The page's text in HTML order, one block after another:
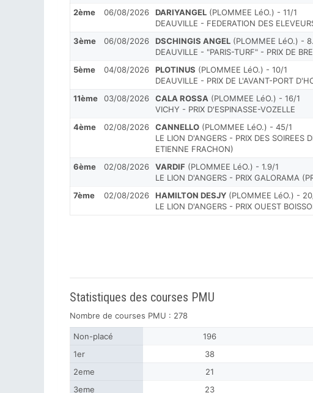
2ème 06/08/2026 DARIYANGEL (PLOMMEE LéO.) - 11/1
DEAUVILLE - FEDERATION DES
3ème 06/08/2026 DSCHINGIS ANGEL (PLOMMEE LéO.) -
DEAUVILLE - "PARIS-TURF" - PRIX DE
5ème 04/08/2026 PLOTINUS (PLOMMEE LéO.) - 10/1
DEAUVILLE - PRIX DE L'AVANT-PORT
11ème 03/08/2026 CALA ROSSA (PLOMMEE LéO.) - 16/1
VICHY - PRIX D'ESPINASSE-VOZELLE
4ème 02/08/2026 CANNELLO (PLOMMEE LéO.) - 45/1
LE LION D'ANGERS - PRIX DES SOIREES
ETIENNE FRACHON)
6ème 02/08/2026 VARDIF (PLOMMEE LéO.) - 1.9/1
LE LION D'ANGERS - PRIX GALORAMA
7ème 02/08/2026 HAMILTON DESJY (PLOMMEE LéO.) -
LE LION D'ANGERS - PRIX OUEST
Statistiques des courses PMU
Nombre de courses PMU : 278
Non-placé 196
1er
38
2eme
21
3eme
23